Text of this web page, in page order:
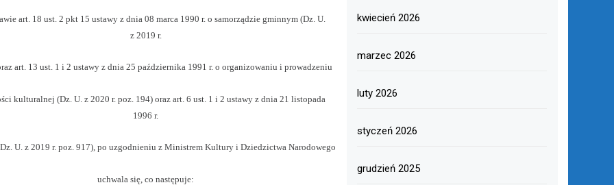
art. 18 ust. 2 pkt 15 ustawy z dnia 08 marca 1990 r. o samorządzie gminnym (Dz. U.
z 2019 r.
art. 13 ust. 1 i 2 ustawy z dnia 25 października 1991 r. o organizowaniu i prowadzeniu
kulturalnej (Dz. U. z 2020 r. poz. 194) oraz art. 6 ust. 1 i 2 ustawy z dnia 21 listopada
1996 r.
U. z 2019 r. poz. 917), po uzgodnieniu z Ministrem Kultury i Dziedzictwa Narodowego
uchwala się, co następuje:
kwiecień 2026
marzec 2026
luty 2026
styczeń 2026
grudzień 2025